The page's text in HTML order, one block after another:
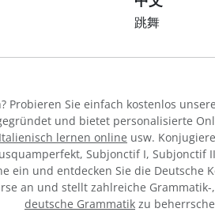
跳舞
Probieren Sie einfach kostenlos unsere
und bietet personalisierte
Italienisch lernen online usw.
Subjonctif I, Subjonctif
ein und entdecken Sie die Deutsche
an und stellt zahlreiche
deutsche Grammatik zu